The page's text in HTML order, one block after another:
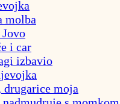
molba
i car
izbavio
drugarice moja